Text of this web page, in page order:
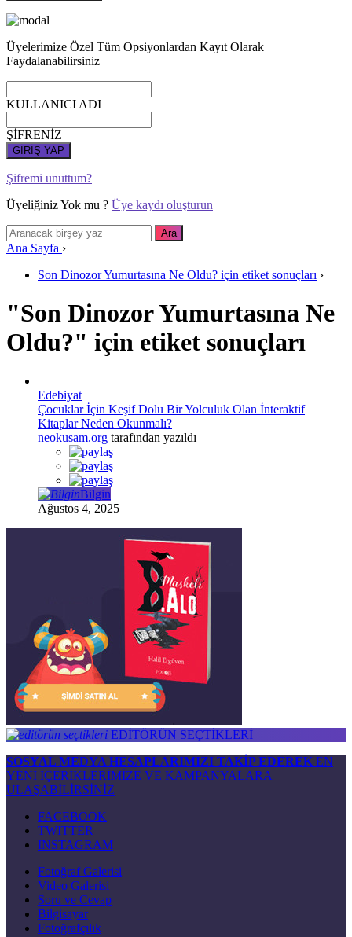
Üyelerimize Özel Tüm Opsiyonlardan Kayıt Olarak
Faydalanabilirsiniz
KULLANICI ADI
ŞİFRENİZ
GİRİŞ YAP
Şifremi unuttum?
Üyeliğiniz Yok mu ? Üye kaydı oluşturun
Ana Sayfa ›
Son Dinozor Yumurtasına Ne Oldu? için etiket sonuçları ›
"Son Dinozor Yumurtasına Ne
Oldu?" için etiket sonuçları
Edebiyat
Çocuklar İçin Keşif Dolu Bir Yolculuk Olan İnteraktif
Kitaplar Neden Okunmalı?
neokusam.org tarafından yazıldı
Bilgin
Ağustos 4, 2025
EDİTÖRÜN SEÇTİKLERİ
SOSYAL MEDYA HESAPLARIMIZI TAKİP EDEREK EN
YENİ İÇERİKLERİMİZE VE KAMPANYALARA
ULAŞABİLİRSİNİZ
FACEBOOK
TWITTER
INSTAGRAM
Fotoğraf Galerisi
Video Galerisi
Soru ve Cevap
Bilgisayar
Fotoğrafçılık